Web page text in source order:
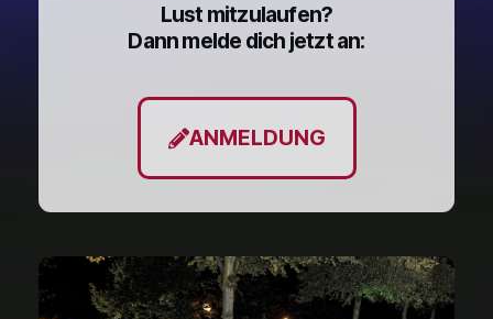
Lust mitzulaufen?
Dann melde dich jetzt an:
ANMELDUNG